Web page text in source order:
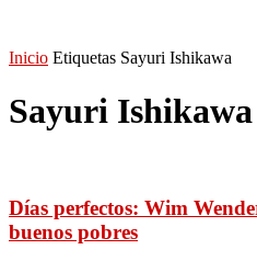
Inicio Etiquetas Sayuri Ishikawa
Sayuri Ishikawa
Días perfectos: Wim
buenos pobres